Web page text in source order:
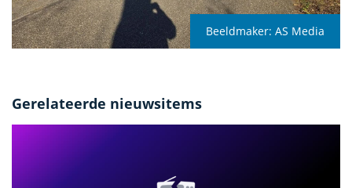
Beeldmaker: AS Media
Gerelateerde nieuwsitems